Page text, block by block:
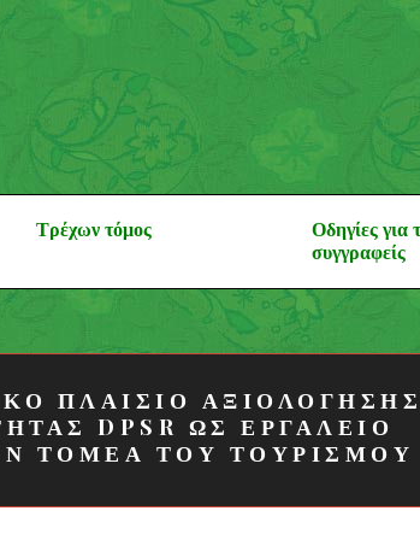
Θέματα
Περιβάλλοντος και
Τρέχων τόμος
Οδηγίες για
συγγραφείς
ΠΛΑΙΣΙΟ ΑΞΙΟΛΟΓΗΣΗΣ
DPSR ΩΣ ΕΡΓΑΛΕΙΟ
ΤΟΜΕΑ ΤΟΥ ΤΟΥΡΙΣΜΟΥ